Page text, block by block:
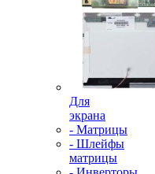
Для
экрана
- Матрицы
- Шлейфы
матрицы